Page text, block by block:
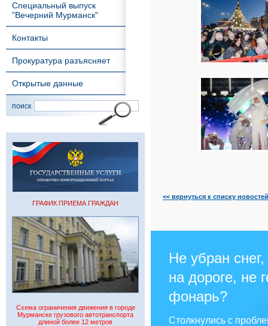
Специальный выпуск
"Вечерний Мурманск"
Контакты
Прокуратура разъясняет
Открытые данные
поиск
ГРАФИК ПРИЕМА ГРАЖДАН
Схема ограничения движения в городе
Мурманске грузового автотранспорта
длиной более 12 метров
<< вернуться к списку новостей
Не убран
на дороге, не
фонарь?
Столкнулись с